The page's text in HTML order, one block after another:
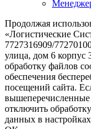
Продолжая
«Логистические
7727316909/
улица, дом 6 корпус
обработку файлов
обеспечения
посещений сайта.
отключить
данных в